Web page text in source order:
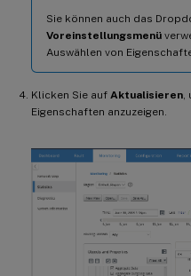
Sie können auch das
Voreinstellungsmenü
Auswählen von
Klicken Sie auf Aktualisieren
Eigenschaften anzuzeigen.